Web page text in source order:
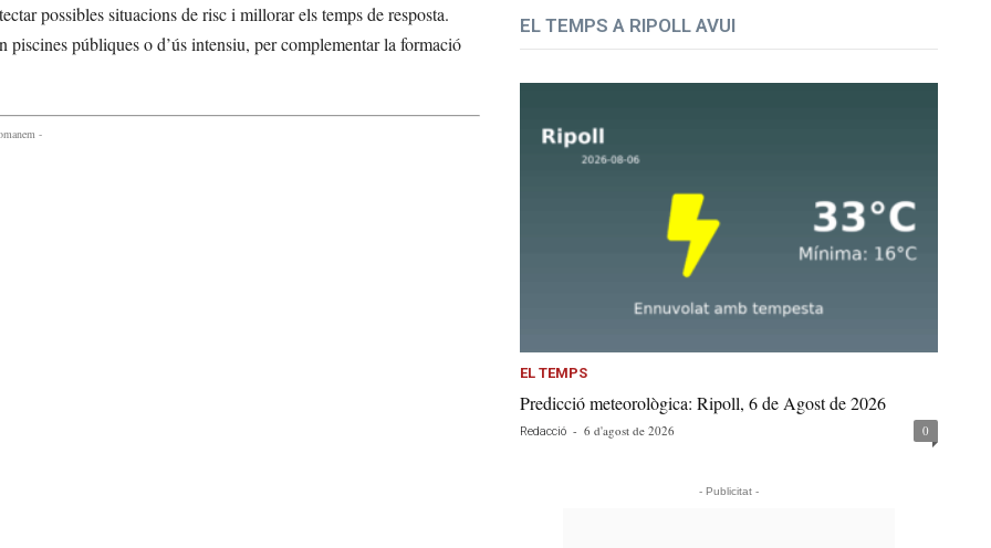
possibles situacions de risc i millorar els temps de resposta.
piscines públiques o d’ús intensiu, per complementar la formació
-
EL TEMPS A RIPOLL AVUI
EL TEMPS
Predicció meteorològica: Ripoll, 6 de Agost de 2026
Redacció - 6 d'agost de 2026 0
- Publicitat -